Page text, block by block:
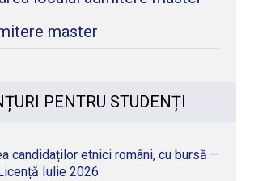
master
PENTRU STUDENȚI
candidaților etnici români, cu bursă –
Iulie 2026